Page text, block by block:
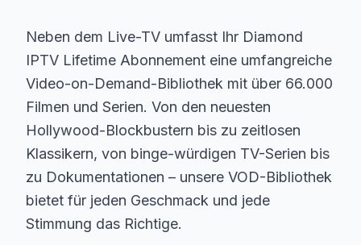
Neben dem Live-TV umfasst Ihr Diamond
IPTV Lifetime Abonnement eine umfangreiche
Video-on-Demand-Bibliothek mit über 66.000
Filmen und Serien. Von den neuesten
Hollywood-Blockbustern bis zu zeitlosen
Klassikern, von binge-würdigen TV-Serien bis
zu Dokumentationen – unsere VOD-Bibliothek
bietet für jeden Geschmack und jede
Stimmung das Richtige.